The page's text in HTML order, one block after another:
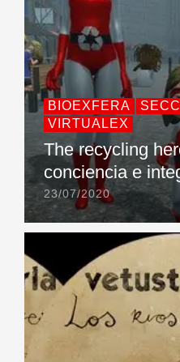
BIOEXFERA
VIRTUALEX
The recycling
conciencia e
23/07/2020